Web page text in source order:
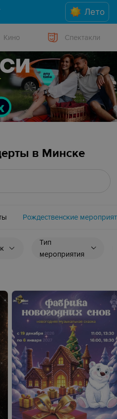
Лето
Кино Спектакли
в Минске
Рождественские
Тип
мероприятия